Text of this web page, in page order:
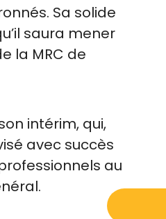
Sa solide
saura mener
la MRC de
intérim, qui,
avec succès
au